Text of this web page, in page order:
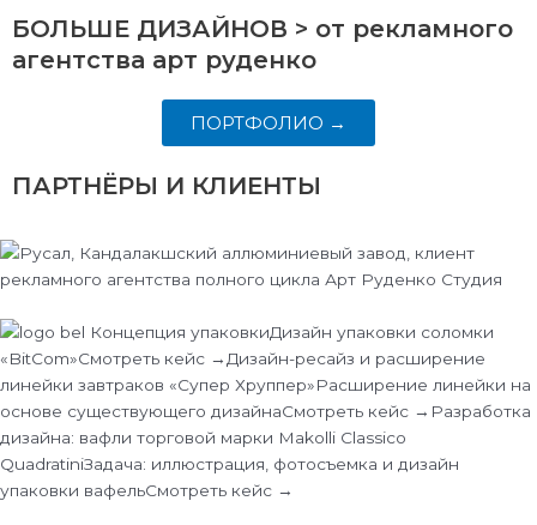
БОЛЬШЕ ДИЗАЙНОВ > от рекламного
агентства арт руденко
ПОРТФОЛИО →
ПАРТНЁРЫ И КЛИЕНТЫ